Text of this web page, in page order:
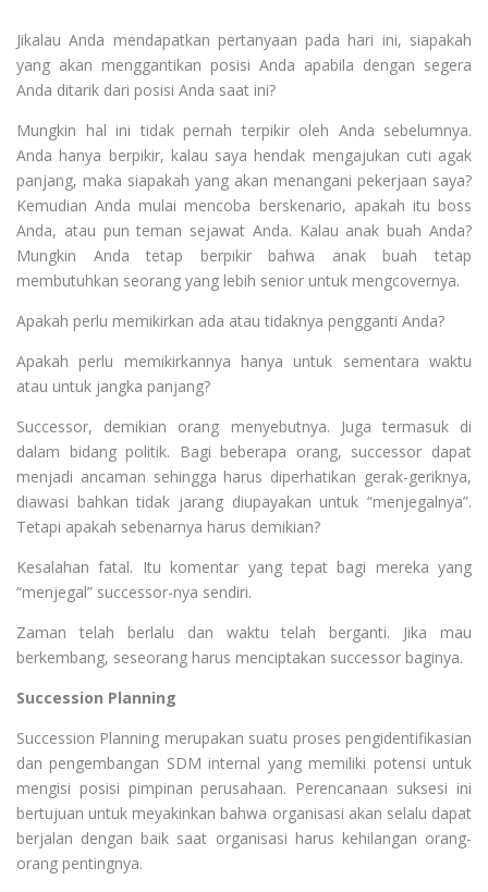
Jikalau Anda mendapatkan pertanyaan pada hari ini, siapakah
yang akan menggantikan posisi Anda apabila dengan segera
Anda ditarik dari posisi Anda saat ini?
Mungkin hal ini tidak pernah terpikir oleh Anda sebelumnya.
Anda hanya berpikir, kalau saya hendak mengajukan cuti agak
panjang, maka siapakah yang akan menangani pekerjaan saya?
Kemudian Anda mulai mencoba berskenario, apakah itu boss
Anda, atau pun teman sejawat Anda. Kalau anak buah Anda?
Mungkin Anda tetap berpikir bahwa anak buah tetap
membutuhkan seorang yang lebih senior untuk mengcovernya.
Apakah perlu memikirkan ada atau tidaknya pengganti Anda?
Apakah perlu memikirkannya hanya untuk sementara waktu
atau untuk jangka panjang?
Successor, demikian orang menyebutnya. Juga termasuk di
dalam bidang politik. Bagi beberapa orang, successor dapat
menjadi ancaman sehingga harus diperhatikan gerak-geriknya,
diawasi bahkan tidak jarang diupayakan untuk “menjegalnya”.
Tetapi apakah sebenarnya harus demikian?
Kesalahan fatal. Itu komentar yang tepat bagi mereka yang
“menjegal” successor-nya sendiri.
Zaman telah berlalu dan waktu telah berganti. Jika mau
berkembang, seseorang harus menciptakan successor baginya.
Succession Planning
Succession Planning merupakan suatu proses pengidentifikasian
dan pengembangan SDM internal yang memiliki potensi untuk
mengisi posisi pimpinan perusahaan. Perencanaan suksesi ini
bertujuan untuk meyakinkan bahwa organisasi akan selalu dapat
berjalan dengan baik saat organisasi harus kehilangan orang-
orang pentingnya.